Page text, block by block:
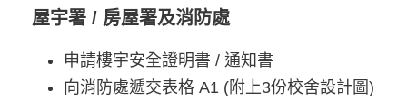
屋宇署 / 房屋署及消防處
申請樓宇安全證明書 / 通知書
向消防處遞交表格 A1 (附上3份校舍設計圖)